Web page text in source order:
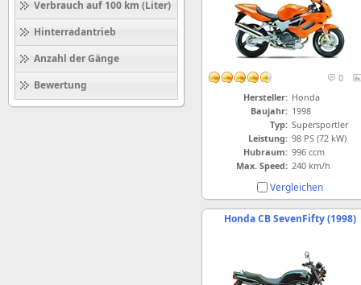
Verbrauch auf 100 km (Liter)
Hinterradantrieb
Anzahl der Gänge
Bewertung
0
Hersteller: Honda
Baujahr: 1998
Typ: Supersportler
Leistung: 98 PS (72 kW)
Hubraum: 996 ccm
Max. Speed: 240 km/h
Vergleichen
Honda CB SevenFifty (1998)